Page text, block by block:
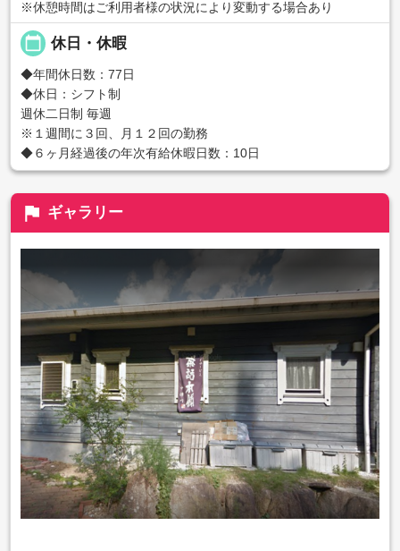
※休憩時間はご利用者様の状況により変動する場合あり
calendar_today 休日・休暇
◆年間休日数：77日
◆休日：シフト制
週休二日制 毎週
※１週間に３回、月１２回の勤務
◆６ヶ月経過後の年次有給休暇日数：10日
flag ギャラリー